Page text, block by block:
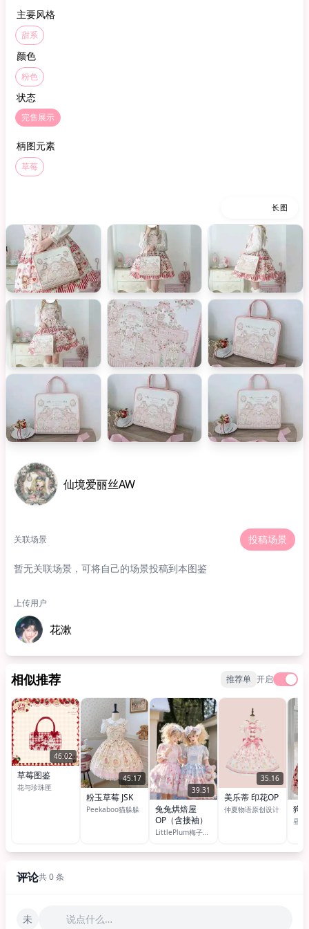
主要风格
甜系
颜色
粉色
状态
完售展示
柄图元素
草莓
长图
仙境爱丽丝AW
关联场景 投稿场景
暂无关联场景，可将自己的场景投稿到本图鉴
上传用户
花漱
相似推荐 推荐单 开启
46.02
草莓图鉴
花与珍珠匣
45.17
粉玉草莓 JSK
Peekaboo猫躲躲
39.31
兔兔烘焙屋
OP（含接袖）
35.16
美乐蒂 印花OP
仲夏物语原创设计 狗
评论共 0 条
未 说点什么…